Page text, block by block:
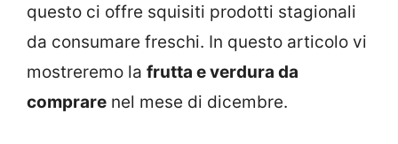
questo ci offre squisiti prodotti stagionali
da consumare freschi. In questo articolo vi
mostreremo la frutta e verdura da
comprare nel mese di dicembre.